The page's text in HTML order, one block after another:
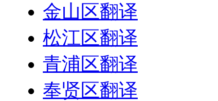
金山区翻译
松江区翻译
青浦区翻译
奉贤区翻译